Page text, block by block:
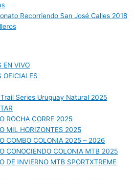
Recorriendo San José Calles 2018
EN VIVO
OFICIALES
Series Uruguay Natural 2025
ROCHA CORRE 2025
MIL HORIZONTES 2025
COMBO COLONIA 2025 – 2026
CONOCIENDO COLONIA MTB 2025
DE INVIERNO MTB SPORTXTREME